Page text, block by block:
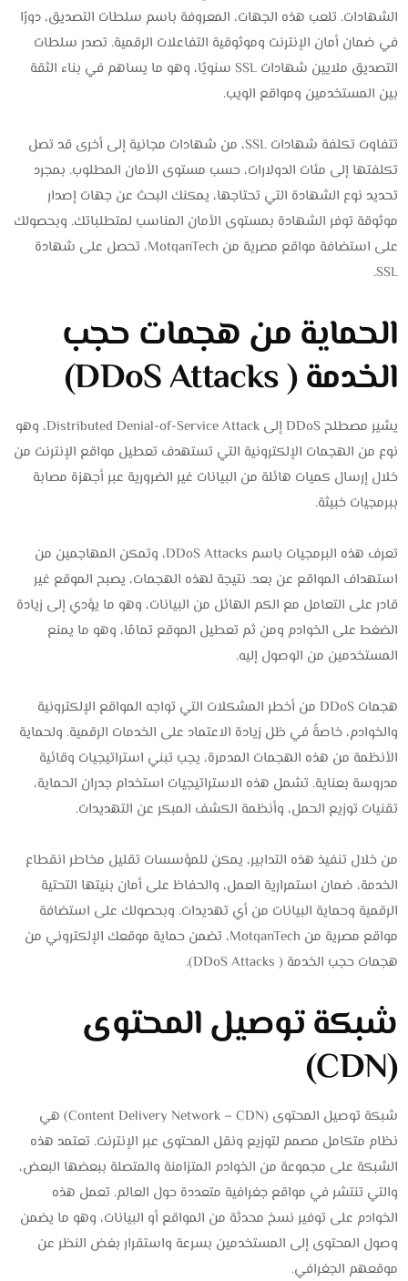
الشهادات. تلعب هذه الجهات، المعروفة باسم سلطات التصديق، دورًا
في ضمان أمان الإنترنت وموثوقية التفاعلات الرقمية. تصدر سلطات
التصديق ملايين شهادات SSL سنويًا، وهو ما يساهم في بناء الثقة
بين المستخدمين ومواقع الويب.
تتفاوت تكلفة شهادات SSL، من شهادات مجانية إلى أخرى قد تصل
تكلفتها إلى مئات الدولارات، حسب مستوى الأمان المطلوب. بمجرد
تحديد نوع الشهادة التي تحتاجها، يمكنك البحث عن جهات إصدار
موثوقة توفر الشهادة بمستوى الأمان المناسب لمتطلباتك. وبحصولك
على استضافة مواقع مصرية من MotqanTech، تحصل على شهادة
SSL.
الحماية من هجمات حجب
الخدمة ( DDoS Attacks)
يشير مصطلح DDoS إلى Distributed Denial-of-Service Attack، وهو
نوع من الهجمات الإلكترونية التي تستهدف تعطيل مواقع الإنترنت من
خلال إرسال كميات هائلة من البيانات غير الضرورية عبر أجهزة مصابة
ببرمجيات خبيثة.
تعرف هذه البرمجيات باسم DDoS Attacks، وتمكن المهاجمين من
استهداف المواقع عن بعد. نتيجة لهذه الهجمات، يصبح الموقع غير
قادر على التعامل مع الكم الهائل من البيانات، وهو ما يؤدي إلى زيادة
الضغط على الخوادم ومن ثم تعطيل الموقع تمامًا، وهو ما يمنع
المستخدمين من الوصول إليه.
هجمات DDoS من أخطر المشكلات التي تواجه المواقع الإلكترونية
والخوادم، خاصةً في ظل زيادة الاعتماد على الخدمات الرقمية. ولحماية
الأنظمة من هذه الهجمات المدمرة، يجب تبني استراتيجيات وقائية
مدروسة بعناية. تشمل هذه الاستراتيجيات استخدام جدران الحماية،
تقنيات توزيع الحمل، وأنظمة الكشف المبكر عن التهديدات.
من خلال تنفيذ هذه التدابير، يمكن للمؤسسات تقليل مخاطر انقطاع
الخدمة، ضمان استمرارية العمل، والحفاظ على أمان بنيتها التحتية
الرقمية وحماية البيانات من أي تهديدات. وبحصولك على استضافة
مواقع مصرية من MotqanTech، تضمن حماية موقعك الإلكتروني من
هجمات حجب الخدمة ( DDoS Attacks).
شبكة توصيل المحتوى
(CDN)
شبكة توصيل المحتوى (Content Delivery Network – CDN) هي
نظام متكامل مصمم لتوزيع ونقل المحتوى عبر الإنترنت. تعتمد هذه
الشبكة على مجموعة من الخوادم المتزامنة والمتصلة ببعضها البعض،
والتي تنتشر في مواقع جغرافية متعددة حول العالم. تعمل هذه
الخوادم على توفير نسخ محدثة من المواقع أو البيانات، وهو ما يضمن
وصول المحتوى إلى المستخدمين بسرعة واستقرار بغض النظر عن
موقعهم الجغرافي.